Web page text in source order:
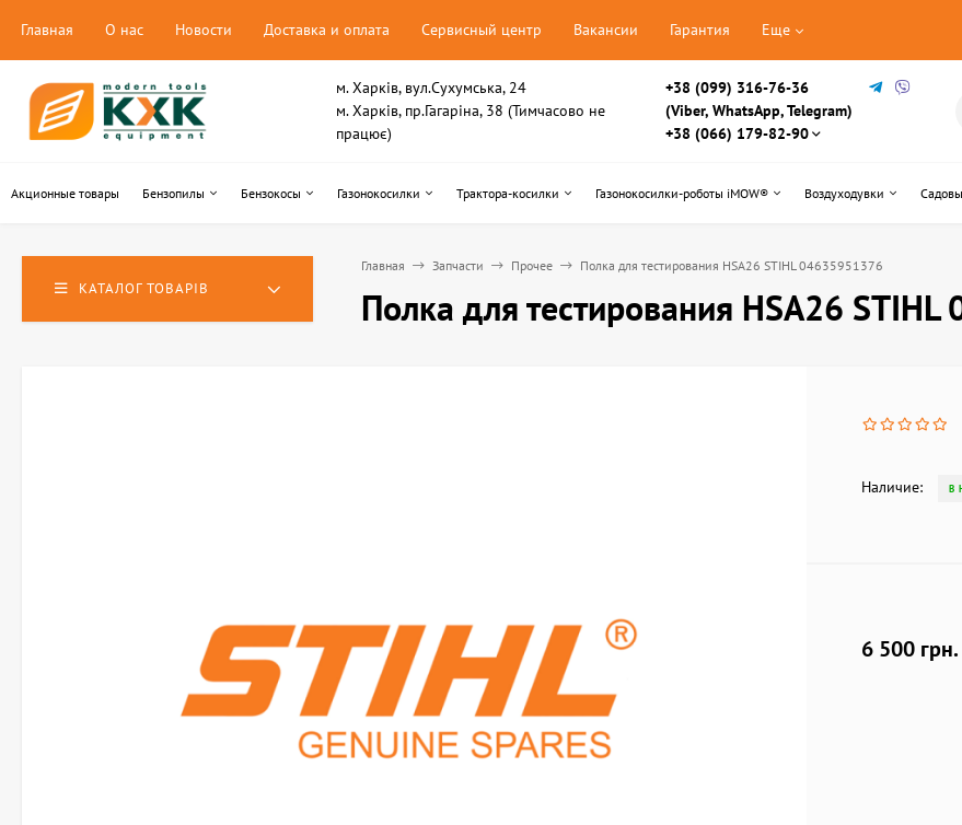
Главная О нас Новости Доставка и оплата Сервисный центр Вакансии Гарантия Еще
м. Харків, вул.Сухумська, 24
м. Харків, пр.Гагаріна, 38 (Тимчасово не
працює)
+38 (099) 316-76-36
(Viber, WhatsApp, Telegram)
+38 (066) 179-82-90
Акционные товары Бензопилы Бензокосы Газонокосилки Трактора-косилки Газонокосилки-роботы iMOW® Воздуходувки
КАТАЛОГ ТОВАРІВ
Главная Запчасти Прочее Полка для тестирования HSA26 STIHL 04635951376
Полка для тестирования HSA26
Наличие: В
6 500 грн.